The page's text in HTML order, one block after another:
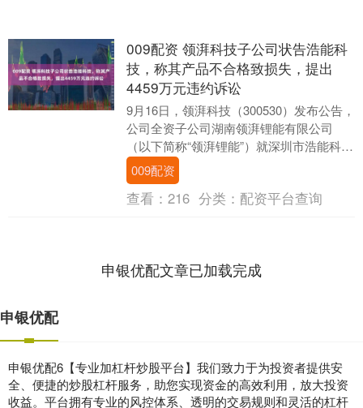
009配资 领湃科技子公司状告浩能科
技，称其产品不合格致损失，提出
4459万元违约诉讼
9月16日，领湃科技（300530）发布公告，
公司全资子公司湖南领湃锂能有限公司
（以下简称“领湃锂能”）就深圳市浩能科技
有限公司的合同违约提起诉讼。 领湃科技
全....
009配资
查看： 216 分类： 配资平台查询
申银优配文章已加载完成
申银优配
申银优配6【专业加杠杆炒股平台】我们致力于为投资者提供安
全、便捷的炒股杠杆服务，助您实现资金的高效利用，放大投资
收益。平台拥有专业的风控体系、透明的交易规则和灵活的杠杆